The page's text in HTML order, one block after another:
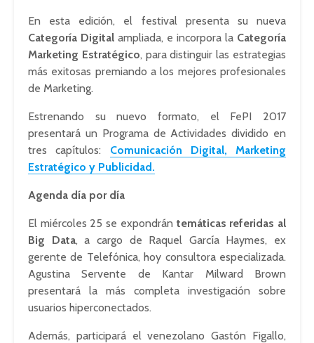
En esta edición, el festival presenta su nueva
Categoría Digital ampliada, e incorpora la Categoría
Marketing Estratégico, para distinguir las estrategias
más exitosas premiando a los mejores profesionales
de Marketing.
Estrenando su nuevo formato, el FePI 2017
presentará un Programa de Actividades dividido en
tres capítulos: Comunicación Digital, Marketing
Estratégico y Publicidad.
Agenda día por día
El miércoles 25 se expondrán temáticas referidas al
Big Data, a cargo de Raquel García Haymes, ex
gerente de Telefónica, hoy consultora especializada.
Agustina Servente de Kantar Milward Brown
presentará la más completa investigación sobre
usuarios hiperconectados.
Además, participará el venezolano Gastón Figallo,